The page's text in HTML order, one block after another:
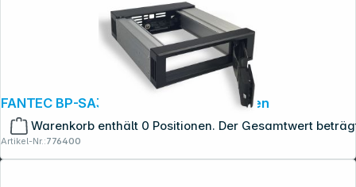
Warenkorb enthält 0 Positionen. Der Gesamtwert
FANTEC BP-SA35-12G/6G Wechselrahmen
Artikel-Nr.:776400